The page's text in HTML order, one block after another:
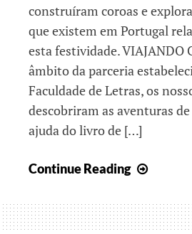
construíram coroas e
que existem em Portugal
esta festividade. VIAJANDO
âmbito da parceria
Faculdade de Letras, os
descobriram as aventuras de
ajuda do livro de […]
Continue Reading
mais